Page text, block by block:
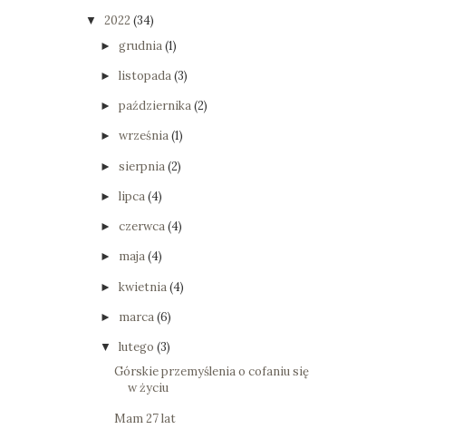
▼ 2022 (34)
► grudnia(1)
► listopada(3)
► października(2)
► września(1)
► sierpnia(2)
► lipca(4)
► czerwca(4)
► maja(4)
► kwietnia(4)
► marca(6)
▼ lutego (3)
Górskie przemyślenia o cofaniu się
w życiu
Mam 27 lat